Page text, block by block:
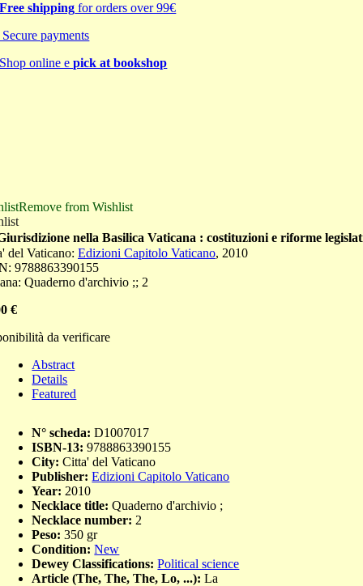
Free shipping for orders over 99€
Secure payments
Shop online epick at bookshop
Remove from Wishlist
nella Basilica Vaticana : costituzioni e riforme
del Vaticano: Edizioni Capitolo Vaticano, 2010
9788863390155
Quaderno d'archivio ;; 2
€
da verificare
Abstract
Details
Featured
N° scheda: D1007017
ISBN-13: 9788863390155
City: Citta' del Vaticano
Publisher: Edizioni Capitolo Vaticano
Year: 2010
Necklace title: Quaderno d'archivio ;
Necklace number: 2
Peso: 350 gr
Condition: New
Dewey Classifications: Political science
Article (The, The, The, Lo, ...): La